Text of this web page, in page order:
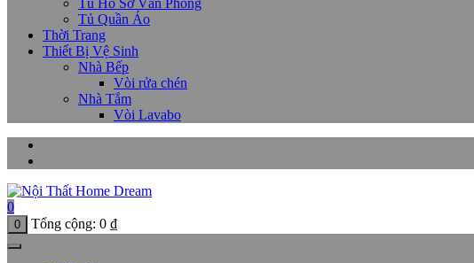
Tủ Hồ Sơ Văn Phòng
Tủ Quần Áo
Thời Trang
Thiết Bị Vệ Sinh
Nhà Bếp
Vòi rửa chén
Nhà Tắm
Vòi Lavabo
0
0 Tổng cộng: 0 ₫